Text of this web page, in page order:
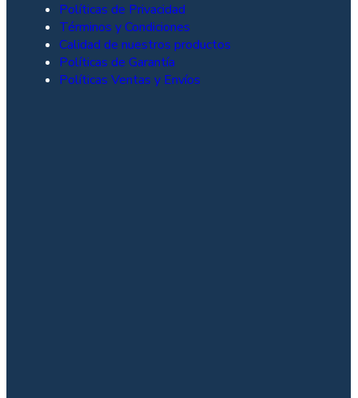
Políticas de Privacidad
Términos y Condiciones
Calidad de nuestros productos
Políticas de Garantía
Políticas Ventas y Envíos